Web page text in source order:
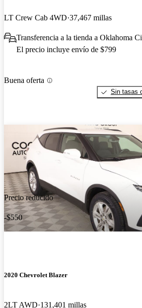
LT Crew Cab 4WD 37,467 millas
Transferencia a la tienda a Oklahoma
El precio incluye envío de $799
Buena oferta
Sin tasas
Precio reducido
-$550
2020 Chevrolet Blazer
2LT AWD 131,401 millas